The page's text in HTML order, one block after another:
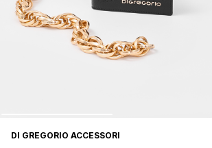
DI GREGORIO ACCESSORI